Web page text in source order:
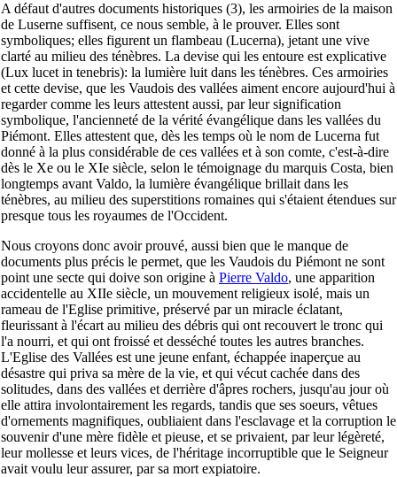
A défaut d'autres documents historiques (3), les armoiries de la maison
de Luserne suffisent, ce nous semble, à le prouver. Elles sont
symboliques; elles figurent un flambeau (Lucerna), jetant une vive
clarté au milieu des ténèbres. La devise qui les entoure est explicative
(Lux lucet in tenebris): la lumière luit dans les ténèbres. Ces armoiries
et cette devise, que les Vaudois des vallées aiment encore aujourd'hui à
regarder comme les leurs attestent aussi, par leur signification
symbolique, l'ancienneté de la vérité évangélique dans les vallées du
Piémont. Elles attestent que, dès les temps où le nom de Lucerna fut
donné à la plus considérable de ces vallées et à son comte, c'est-à-dire
dès le Xe ou le XIe siècle, selon le témoignage du marquis Costa, bien
longtemps avant Valdo, la lumière évangélique brillait dans les
ténèbres, au milieu des superstitions romaines qui s'étaient étendues sur
presque tous les royaumes de l'Occident.
Nous croyons donc avoir prouvé, aussi bien que le manque de
documents plus précis le permet, que les Vaudois du Piémont ne sont
point une secte qui doive son origine à Pierre Valdo, une apparition
accidentelle au XIIe siècle, un mouvement religieux isolé, mais un
rameau de l'Eglise primitive, préservé par un miracle éclatant,
fleurissant à l'écart au milieu des débris qui ont recouvert le tronc qui
l'a nourri, et qui ont froissé et desséché toutes les autres branches.
L'Eglise des Vallées est une jeune enfant, échappée inaperçue au
désastre qui priva sa mère de la vie, et qui vécut cachée dans des
solitudes, dans des vallées et derrière d'âpres rochers, jusqu'au jour où
elle attira involontairement les regards, tandis que ses soeurs, vêtues
d'ornements magnifiques, oubliaient dans l'esclavage et la corruption le
souvenir d'une mère fidèle et pieuse, et se privaient, par leur légèreté,
leur mollesse et leurs vices, de l'héritage incorruptible que le Seigneur
avait voulu leur assurer, par sa mort expiatoire.